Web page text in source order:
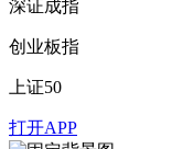
深证成指
创业板指
上证50
打开APP